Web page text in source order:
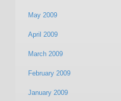
May 2009
April 2009
March 2009
February 2009
January 2009